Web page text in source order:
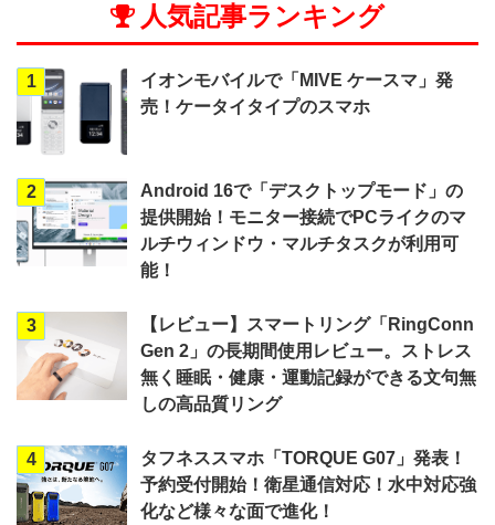
人気記事ランキング
1
イオンモバイルで「MIVE ケースマ」発
売！ケータイタイプのスマホ
2
Android 16で「デスクトップモード」の
提供開始！モニター接続でPCライクのマ
ルチウィンドウ・マルチタスクが利用可
能！
3
【レビュー】スマートリング「RingConn
Gen 2」の長期間使用レビュー。ストレス
無く睡眠・健康・運動記録ができる文句無
しの高品質リング
4
タフネススマホ「TORQUE G07」発表！
予約受付開始！衛星通信対応！水中対応強
化など様々な面で進化！